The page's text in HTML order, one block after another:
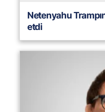
Netenyahu
etdi